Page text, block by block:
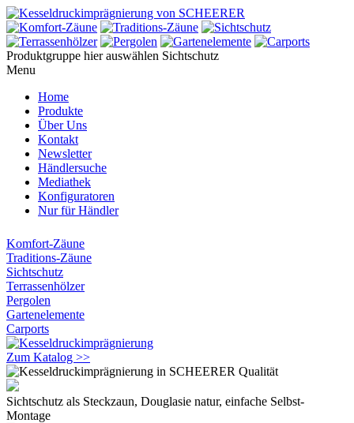
Produktgruppe hier auswählen Sichtschutz
Menu
Home
Produkte
Über Uns
Kontakt
Newsletter
Händlersuche
Mediathek
Konfiguratoren
Nur für Händler
Komfort-Zäune
Traditions-Zäune
Sichtschutz
Terrassenhölzer
Pergolen
Gartenelemente
Carports
Zum Katalog >>
Sichtschutz als Steckzaun, Douglasie natur, einfache Selbst-
Montage